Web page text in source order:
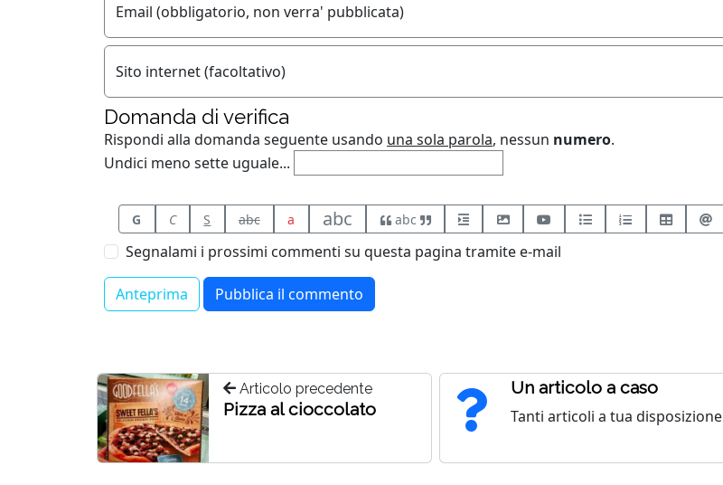
Email (obbligatorio, non verra' pubblicata)
Sito internet (facoltativo)
Domanda di verifica
Rispondi alla domanda seguente usando una sola parola, nessun numero.
Undici meno sette uguale...
G C S abc a abc abc
Segnalami i prossimi commenti su questa pagina tramite e-mail
Articolo precedente
Pizza al cioccolato
Un articolo a caso
Tanti articoli a tua disposizione